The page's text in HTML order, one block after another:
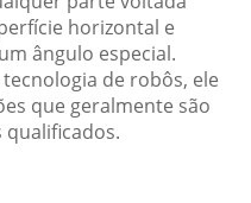
horizontal e
ângulo especial.
de robôs, ele
que geralmente são